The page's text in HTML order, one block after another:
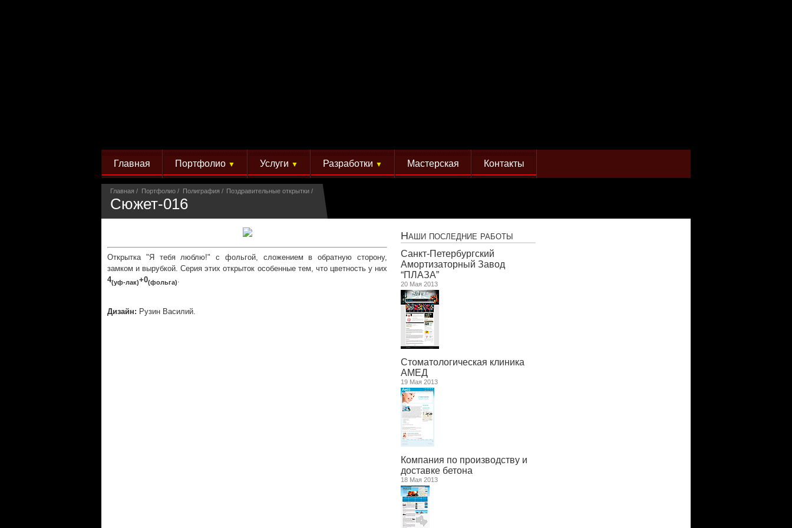
Главная Портфолио ▼ Услуги ▼ Разработки ▼ Мастерская Контакты
Главная Портфолио Полиграфия Поздравительные открытки
Сюжет-016
Открытка "Я тебя люблю!" с фольгой, сложением в обратную сторону,
замком и вырубкой. Серия этих открыток особенные тем, что цветность у них
4(уф-лак)+0(фольга)
Дизайн: Рузин Василий.
Наши последние работы
Санкт-Петербургский
Амортизаторный Завод
“ПЛАЗА”
20 Мая 2013
Стоматологическая клиника
АМЕД
19 Мая 2013
Компания по производству и
доставке бетона
18 Мая 2013